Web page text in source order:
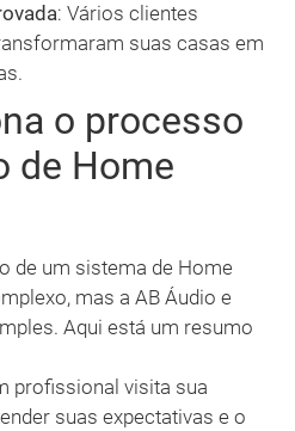
: Vários clientes
suas casas em
o processo
de Home
de um sistema de Home
mas a AB Áudio e
Aqui está um resumo
profissional visita sua
suas expectativas e o